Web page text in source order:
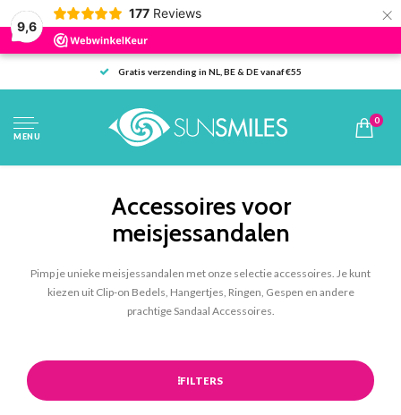
9,6
177 Reviews ×
Gratis verzending in NL, BE & DE vanaf €55
MENU
0
Accessoires voor
meisjessandalen
Pimp je unieke meisjessandalen met onze selectie accessoires. Je kunt
kiezen uit Clip-on Bedels, Hangertjes, Ringen, Gespen en andere
prachtige Sandaal Accessoires.
FILTERS